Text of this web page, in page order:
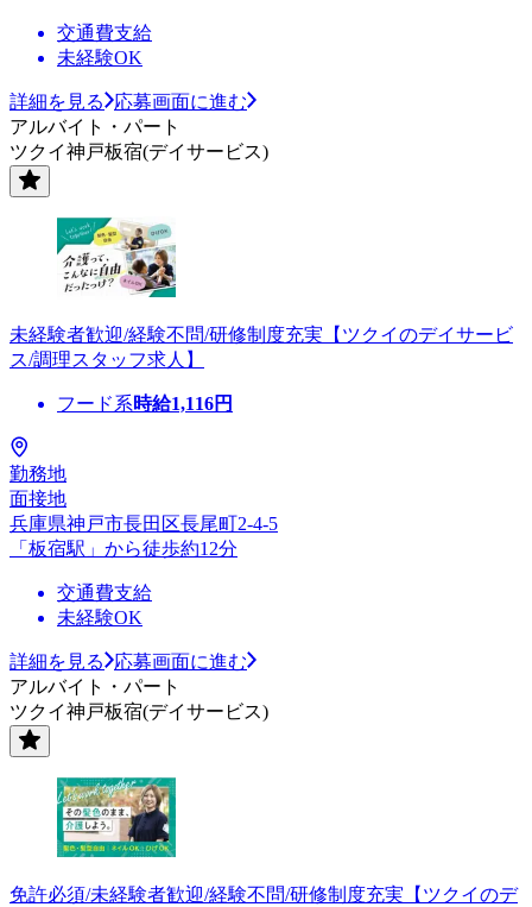
交通費支給
未経験OK
詳細を見る
応募画面に進む
アルバイト・パート
ツクイ神戸板宿(デイサービス)
未経験者歓迎/経験不問/研修制度充実【ツクイのデイサービ
ス/調理スタッフ求人】
フード系時給1,116円
勤務地
面接地
兵庫県神戸市長田区長尾町2-4-5
「板宿駅」から徒歩約12分
交通費支給
未経験OK
詳細を見る
応募画面に進む
アルバイト・パート
ツクイ神戸板宿(デイサービス)
免許必須/未経験者歓迎/経験不問/研修制度充実【ツクイのデ